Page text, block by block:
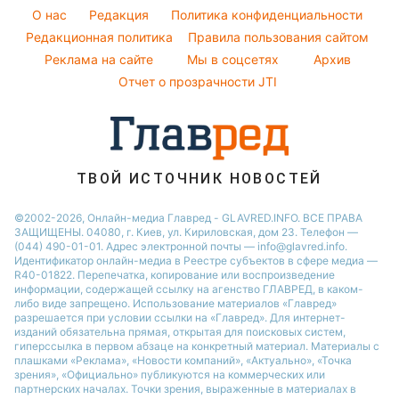
Настя Каменских
Виталий Козловский
Потап
Советы от Андре Тана
Новости Сум
Новости Тернополя
Новости Черкассы
Новости Одессы
Оптические иллюзии
Народные приметы
Все о шоу-бизнесе
O нас Редакция
Политика конфиденциальности
Редакционная политика
Правила пользования сайтом
Реклама на сайте
Мы в соцсетях
Архив
Отчет о прозрачности JTI
ТВОЙ ИСТОЧНИК НОВОСТЕЙ
©2002-2026, Онлайн-медиа Главред - GLAVRED.INFO. ВСЕ ПРАВА
ЗАЩИЩЕНЫ. 04080, г. Киев, ул. Кириловская, дом 23. Телефон —
(044) 490-01-01. Адрес электронной почты — info@glavred.info.
Идентификатор онлайн-медиа в Реестре cубъектов в сфере медиа —
R40-01822. Перепечатка, копирование или воспроизведение
информации, содержащей ссылку на агенство ГЛАВРЕД, в каком-
либо виде запрещено. Использование материалов «Главред»
разрешается при условии ссылки на «Главред». Для интернет-
изданий обязательна прямая, открытая для поисковых систем,
гиперссылка в первом абзаце на конкретный материал. Материалы с
плашками «Реклама», «Новости компаний», «Актуально», «Точка
зрения», «Официально» публикуются на коммерческих или
партнерских началах. Точки зрения, выраженные в материалах в